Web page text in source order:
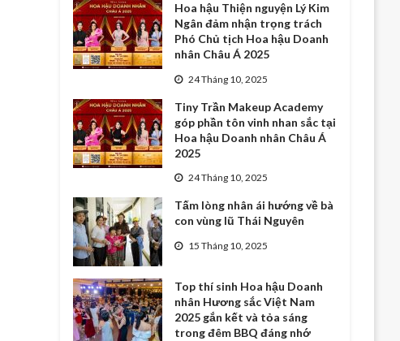
Hoa hậu Thiện nguyện Lý Kim
Ngân đảm nhận trọng trách
Phó Chủ tịch Hoa hậu Doanh
nhân Châu Á 2025
24 Tháng 10, 2025
Tiny Trần Makeup Academy
góp phần tôn vinh nhan sắc tại
Hoa hậu Doanh nhân Châu Á
2025
24 Tháng 10, 2025
Tấm lòng nhân ái hướng về bà
con vùng lũ Thái Nguyên
15 Tháng 10, 2025
Top thí sinh Hoa hậu Doanh
nhân Hương sắc Việt Nam
2025 gắn kết và tỏa sáng
trong đêm BBQ đáng nhớ